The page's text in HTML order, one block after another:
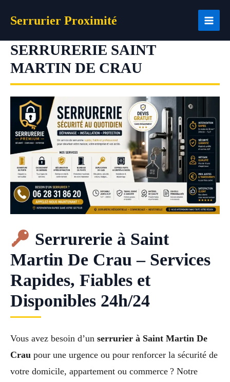
Serrurier Proximité
SERRURERIE SAINT
MARTIN DE CRAU
Serrurerie à Saint
Martin De Crau – Services
Rapides, Fiables et
Disponibles 24h/24
Vous avez besoin d’un serrurier à Saint Martin De
Crau pour une urgence ou pour renforcer la sécurité de
votre domicile, appartement ou commerce ? Notre